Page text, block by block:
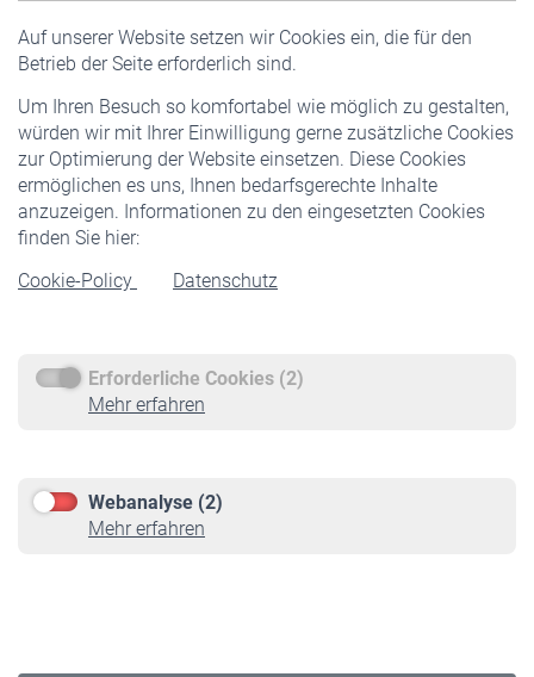
Auf unserer Website setzen wir Cookies ein, die für den
Betrieb der Seite erforderlich sind.
Um Ihren Besuch so komfortabel wie möglich zu gestalten,
würden wir mit Ihrer Einwilligung gerne zusätzliche Cookies
zur Optimierung der Website einsetzen. Diese Cookies
ermöglichen es uns, Ihnen bedarfsgerechte Inhalte
anzuzeigen. Informationen zu den eingesetzten Cookies
finden Sie hier:
Cookie-Policy
Datenschutz
Erforderliche Cookies (2)
Mehr erfahren
Webanalyse (2)
Mehr erfahren
Pflichtversicherung
Staatliche Förderung
Veranstaltungen
Rentner
Rentenbeginn
Rente beantragen
Service
Informationen
Online-Rechner
VBLnewsletter